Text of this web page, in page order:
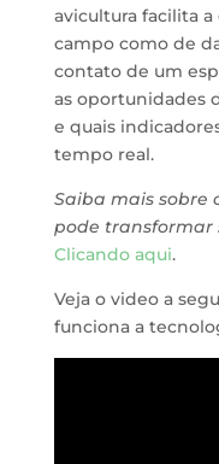
avicultura facilita
campo como de
contato de um
as oportunidades
e quais
tempo real.
Saiba mais sobre
pode transformar
Clicando aqui.
Veja o video a
funciona a